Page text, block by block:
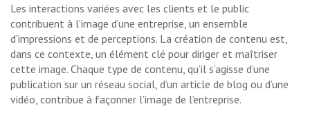
Les interactions variées avec les clients et le public
contribuent à l’image d’une entreprise, un ensemble
d’impressions et de perceptions. La création de contenu est,
dans ce contexte, un élément clé pour diriger et maîtriser
cette image. Chaque type de contenu, qu’il s’agisse d’une
publication sur un réseau social, d’un article de blog ou d’une
vidéo, contribue à façonner l’image de l’entreprise.